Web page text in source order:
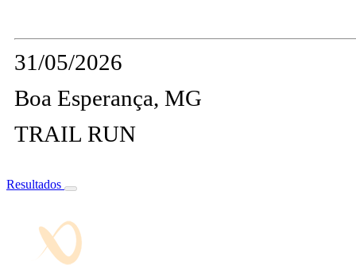
31/05/2026
Boa Esperança, MG
TRAIL RUN
Resultados